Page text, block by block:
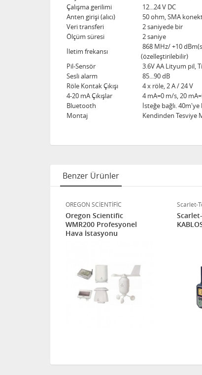
Çalışma gerilimi
12...24 V DC
Anten girişi (alıcı)
50 ohm, SMA
Veri transferi
2 saniyede bir
Ölçüm süresi
2 saniye
İletim frekansı
868 MHz/ +10
(özelleştirilebilir)
Pil-Sensör
3.6V AA Lityum pil,
Sesli alarm
85...90 dB
Röle Kontak Çıkışı
4 x röle, 2 A / 24 V
4-20 mA Çıkışlar
4 mA=0 m/s, 20
Bluetooth
İsteğe bağlı.
Montaj
Kendinden Tesviye
Benzer Ürünler
OREGON SCİENTİFİC
Oregon Scientific
WMR200 Profesyonel
Hava İstasyonu
Scarlet-